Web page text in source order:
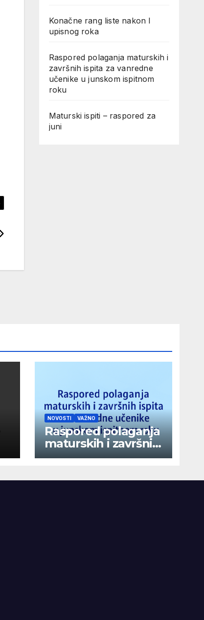
Konačne rang liste nakon I
upisnog roka
Raspored polaganja maturskih i
završnih ispita za vanredne
učenike u junskom ispitnom
roku
Maturski ispiti – raspored za
juni
NOVOSTI VAŽNO
Raspored polaganja
maturskih i završnih
ispita za vanredne
ispitnom roku